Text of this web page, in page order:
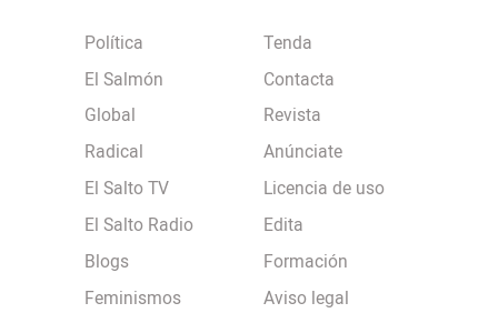
Política
El Salmón
Global
Radical
El Salto TV
El Salto Radio
Blogs
Feminismos
Tenda
Contacta
Revista
Anúnciate
Licencia de uso
Edita
Formación
Aviso legal